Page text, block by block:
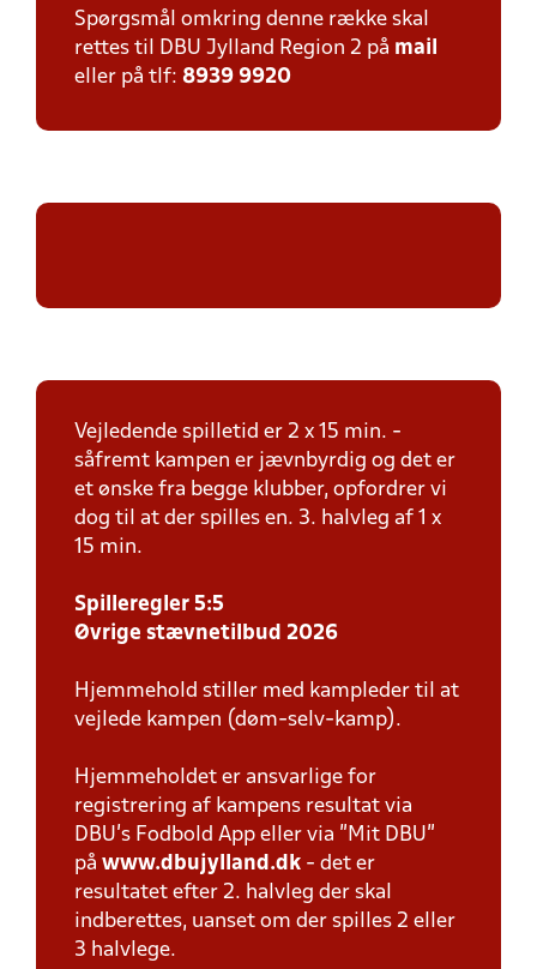
Spørgsmål omkring denne række skal
rettes til DBU Jylland Region 2 på mail
eller på tlf: 8939 9920
Vejledende spilletid er 2 x 15 min. -
såfremt kampen er jævnbyrdig og det er
et ønske fra begge klubber, opfordrer vi
dog til at der spilles en. 3. halvleg af 1 x
15 min.
Spilleregler 5:5
Øvrige stævnetilbud 2026
Hjemmehold stiller med kampleder til at
vejlede kampen (døm-selv-kamp).
Hjemmeholdet er ansvarlige for
registrering af kampens resultat via
DBU’s Fodbold App eller via ”Mit DBU”
på www.dbujylland.dk - det er
resultatet efter 2. halvleg der skal
indberettes, uanset om der spilles 2 eller
3 halvlege.